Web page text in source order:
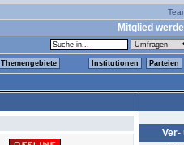
Mitglied
Themengebiete Institutionen Parteien
Ver-